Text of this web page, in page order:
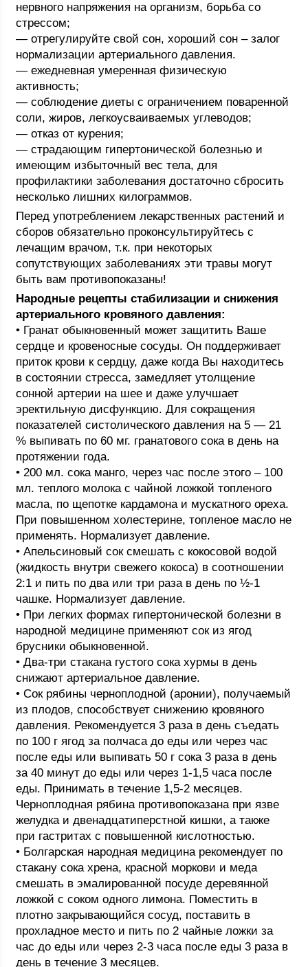
нервного напряжения на организм, борьба со
стрессом;
— отрегулируйте свой сон, хороший сон – залог
нормализации артериального давления.
— ежедневная умеренная физическую
активность;
— соблюдение диеты с ограничением поваренной
соли, жиров, легкоусваиваемых углеводов;
— отказ от курения;
— страдающим гипертонической болезнью и
имеющим избыточный вес тела, для
профилактики заболевания достаточно сбросить
несколько лишних килограммов.
Перед употреблением лекарственных растений и
сборов обязательно проконсультируйтесь с
лечащим врачом, т.к. при некоторых
сопутствующих заболеваниях эти травы могут
быть вам противопоказаны!
Народные рецепты стабилизации и снижения
артериального кровяного давления:
• Гранат обыкновенный может защитить Ваше
сердце и кровеносные сосуды. Он поддерживает
приток крови к сердцу, даже когда Вы находитесь
в состоянии стресса, замедляет утолщение
сонной артерии на шее и даже улучшает
эректильную дисфункцию. Для сокращения
показателей систолического давления на 5 — 21
% выпивать по 60 мг. гранатового сока в день на
протяжении года.
• 200 мл. сока манго, через час после этого – 100
мл. теплого молока с чайной ложкой топленого
масла, по щепотке кардамона и мускатного ореха.
При повышенном холестерине, топленое масло не
применять. Нормализует давление.
• Апельсиновый сок смешать с кокосовой водой
(жидкость внутри свежего кокоса) в соотношении
2:1 и пить по два или три раза в день по ½-1
чашке. Нормализует давление.
• При легких формах гипертонической болезни в
народной медицине применяют сок из ягод
брусники обыкновенной.
• Два-три стакана густого сока хурмы в день
снижают артериальное давление.
• Сок рябины черноплодной (аронии), получаемый
из плодов, способствует снижению кровяного
давления. Рекомендуется 3 раза в день съедать
по 100 г ягод за полчаса до еды или через час
после еды или выпивать 50 г сока 3 раза в день
за 40 минут до еды или через 1-1,5 часа после
еды. Принимать в течение 1,5-2 месяцев.
Черноплодная рябина противопоказана при язве
желудка и двенадцатиперстной кишки, а также
при гастритах с повышенной кислотностью.
• Болгарская народная медицина рекомендует по
стакану сока хрена, красной моркови и меда
смешать в эмалированной посуде деревянной
ложкой с соком одного лимона. Поместить в
плотно закрывающийся сосуд, поставить в
прохладное место и пить по 2 чайные ложки за
час до еды или через 2-3 часа после еды 3 раза в
день в течение 3 месяцев.